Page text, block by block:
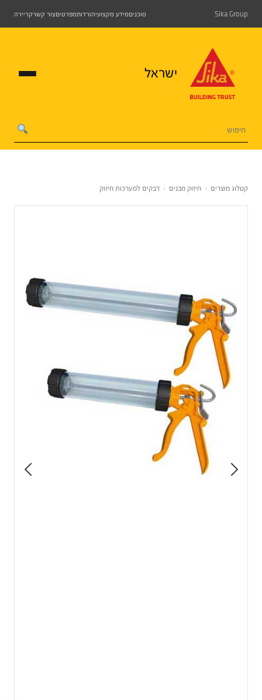
Sika Group סוכניםמידע מקצועיהורדותמפרטיםצור קשרקריירה
ישראל
קטלוג מוצרים › חיזוק מבנים › דבקים למערכות חיזוק